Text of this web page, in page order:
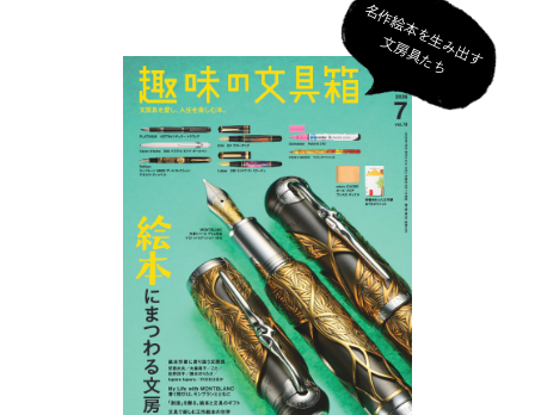
名
作
絵
本
を
生
み
出
す
文
房
具
た
ち
きらめきを宿す6年ぶりの一滴｜
梅田 蔦屋書店がオリジナル...
2026.07.01